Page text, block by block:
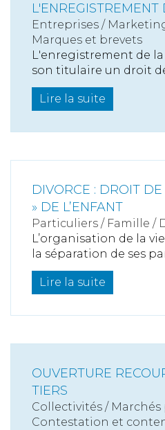
Entreprises /
Marques et brevets
L'enregistrement de
son titulaire un droit
Lire la suite
DIVORCE : DROIT
» DE L’ENFANT
Particuliers / Famille /
L’organisation de la
la séparation de ses
Lire la suite
OUVERTURE
TIERS
Collectivités /
Contestation et